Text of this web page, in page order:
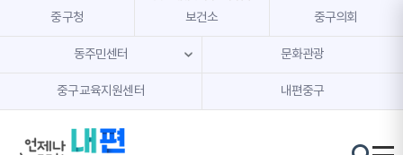
본문 내용 바로가기
주메뉴 바로가기
중구청 보건소 중구의회
동주민센터 문화관광
중구교육지원센터 내편중구